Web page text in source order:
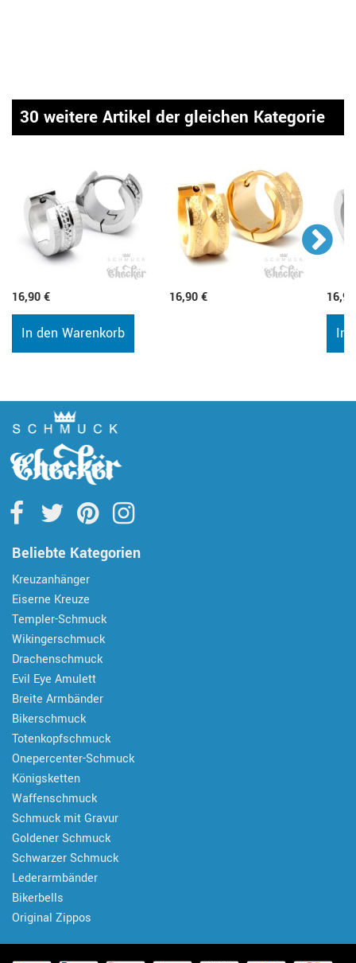
30 weitere Artikel der gleichen Kategorie
16,90 €
In den Warenkorb
16,90 €
In
Beliebte Kategorien
Kreuzanhänger
Eiserne Kreuze
Templer-Schmuck
Wikingerschmuck
Drachenschmuck
Evil Eye Amulett
Breite Armbänder
Bikerschmuck
Totenkopfschmuck
Onepercenter-Schmuck
Königsketten
Waffenschmuck
Schmuck mit Gravur
Goldener Schmuck
Schwarzer Schmuck
Lederarmbänder
Bikerbells
Original Zippos